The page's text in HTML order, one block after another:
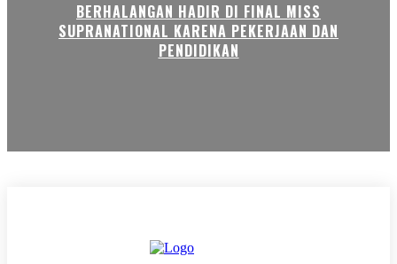
BERHALANGAN HADIR DI FINAL MISS
SUPRANATIONAL KARENA PEKERJAAN DAN
PENDIDIKAN